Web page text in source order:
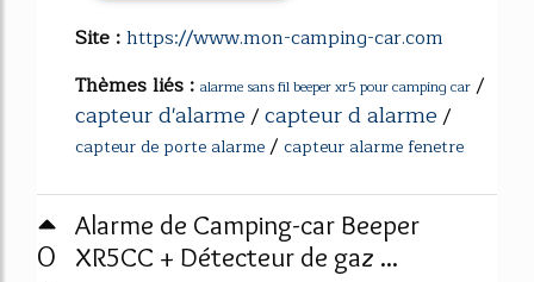
Site :https://www.mon-camping-car.com
Thèmes liés : alarme sans fil beeper xr5 pour camping car /
capteur d'alarme/capteur d alarme/
capteur de porte alarme/ capteur alarme fenetre
0
Alarme de Camping-car Beeper
XR5CC + Détecteur de gaz ...